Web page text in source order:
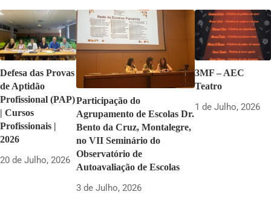
Defesa das Provas
de Aptidão
Profissional (PAP)
| Cursos
Profissionais |
2026
20 de Julho, 2026
Participação do
Agrupamento de Escolas Dr.
Bento da Cruz, Montalegre,
no VII Seminário do
Observatório de
Autoavaliação de Escolas
3 de Julho, 2026
3MF – AEC
Teatro
1 de Julho, 2026